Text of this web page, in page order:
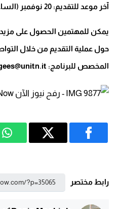
آخر موعد للتقديم: 20 نوفمبر (الساعة 12:00 ظهرًا).
يمكن للمهتمين الحصول على
حول عملية التقديم من خلال
المخصص للبرنامج: refugees@unitn.it.
رابط مختصر